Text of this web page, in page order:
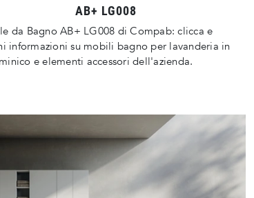
AB+ LG008
da Bagno AB+ LG008 di Compab: clicca e
informazioni su mobili bagno per lavanderia in
e elementi accessori dell'azienda.